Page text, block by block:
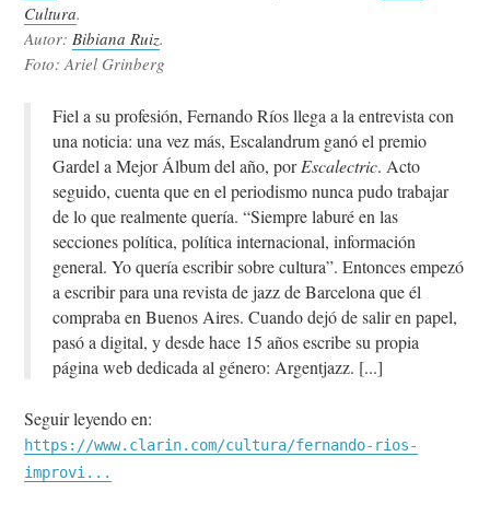
Cultura.
Autor: Bibiana Ruiz.
Foto: Ariel Grinberg
Fiel a su profesión, Fernando Ríos llega a la entrevista con
una noticia: una vez más, Escalandrum ganó el premio
Gardel a Mejor Álbum del año, porEscalectric. Acto
seguido, cuenta que en el periodismo nunca pudo trabajar
de lo que realmente quería. “Siempre laburé en las
secciones política, política internacional, información
general. Yo quería escribir sobre cultura”. Entonces empezó
a escribir para una revista de jazz de Barcelona que él
compraba en Buenos Aires. Cuando dejó de salir en papel,
pasó a digital, y desde hace 15 años escribe su propia
página web dedicada al género: Argentjazz.
Seguir leyendo en:
https://www.clarin.com/cultura/fernando-rios-
improvi...